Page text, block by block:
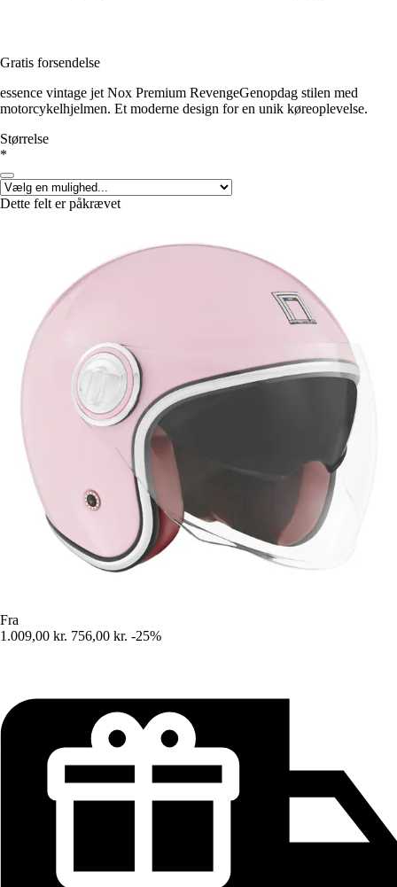
Gratis forsendelse
essence vintage jet Nox Premium RevengeGenopdag stilen med
motorcykelhjelmen. Et moderne design for en unik køreoplevelse.
Størrelse
*
Dette felt er påkrævet
Fra
1.009,00 kr. 756,00 kr. -25%